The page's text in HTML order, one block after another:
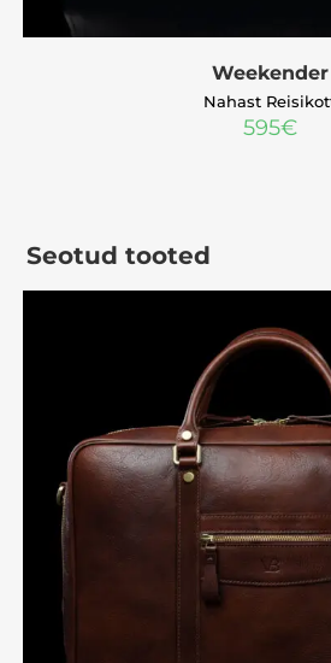
Nahast
Weekender
595€
Seotud tooted